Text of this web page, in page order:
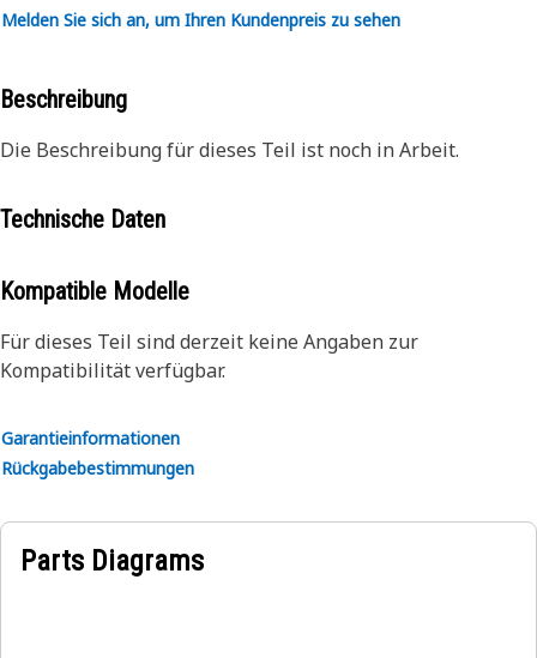
Melden Sie sich an, um Ihren Kundenpreis zu sehen
Beschreibung
Die Beschreibung für dieses Teil ist noch in Arbeit.
Technische Daten
Kompatible Modelle
Für dieses Teil sind derzeit keine Angaben zur
Kompatibilität verfügbar.
Garantieinformationen
Rückgabebestimmungen
Parts Diagrams